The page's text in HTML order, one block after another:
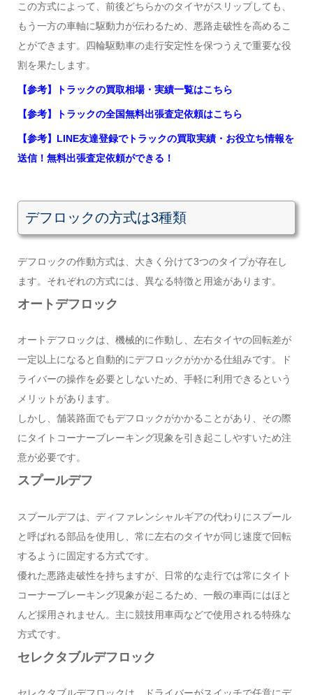
この方式によって、前後どちらかのタイヤがスリップしても、
もう一方の車軸に駆動力が伝わるため、悪路走破性を高めるこ
とができます。四輪駆動車の走行安定性を保つうえで重要な役
割を果たします。
【参考】トラックの買取相場・実績一覧はこちら
【参考】トラックの全国無料出張査定依頼はこちら
【参考】LINE友達登録でトラックの買取実績・お役立ち情報を
送信！無料出張査定依頼ができる！
デフロックの方式は3種類
デフロックの作動方式は、大きく分けて3つのタイプが存在し
ます。それぞれの方式には、異なる特徴と用途があります。
オートデフロック
オートデフロックは、機械的に作動し、左右タイヤの回転差が
一定以上になると自動的にデフロックがかかる仕組みです。ド
ライバーの操作を必要としないため、手軽に利用できるという
メリットがあります。
しかし、舗装路面でもデフロックがかかることがあり、その際
にタイトコーナーブレーキング現象を引き起こしやすいため注
意が必要です。
スプールデフ
スプールデフは、ディファレンシャルギアの代わりにスプール
と呼ばれる部品を使用し、常に左右のタイヤが同じ速度で回転
するように固定する方式です。
優れた悪路走破性を持ちますが、日常的な走行では常にタイト
コーナーブレーキング現象が起こるため、一般の車両にはほと
んど採用されません。主に競技用車両などで使用される特殊な
方式です。
セレクタブルデフロック